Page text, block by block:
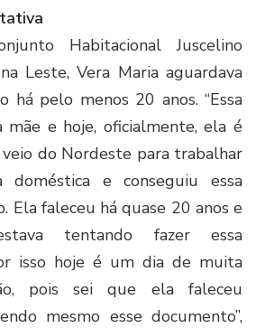
Habitacional Juscelino
Leste, Vera Maria aguardava
há pelo menos 20 anos. “Essa
mãe e hoje, oficialmente, ela é
veio do Nordeste para trabalhar
doméstica e conseguiu essa
Ela faleceu há quase 20 anos e
tentando fazer essa
isso hoje é um dia de muita
pois sei que ela faleceu
mesmo esse documento”,